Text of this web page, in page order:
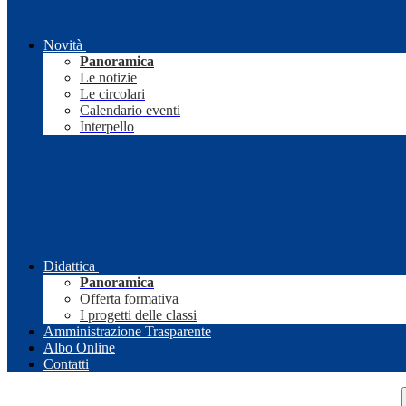
Novità
Panoramica
Le notizie
Le circolari
Calendario eventi
Interpello
Didattica
Panoramica
Offerta formativa
I progetti delle classi
Amministrazione Trasparente
Albo Online
Contatti